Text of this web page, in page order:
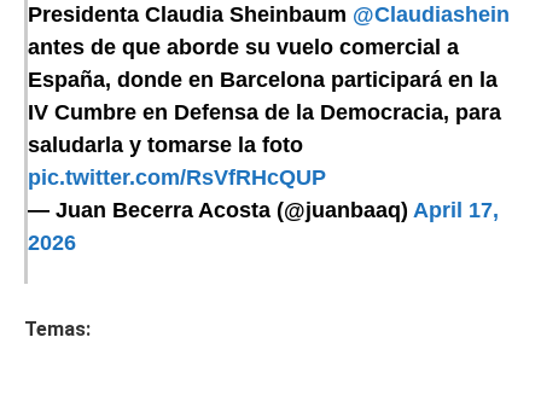
Presidenta Claudia Sheinbaum @Claudiashein
antes de que aborde su vuelo comercial a
España, donde en Barcelona participará en la
IV Cumbre en Defensa de la Democracia, para
saludarla y tomarse la foto
pic.twitter.com/RsVfRHcQUP
— Juan Becerra Acosta (@juanbaaq) April 17,
2026
Temas: